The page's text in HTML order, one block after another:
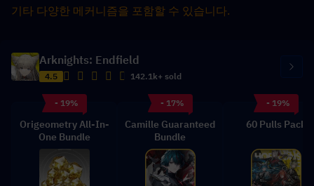
기타 다양한 메커니즘을 포함할 수 있습니다.
Arknights: Endfield
4.5 142.1k+ sold
- 19%
Origeometry All-In-
One Bundle
- 17%
Camille Guaranteed
Bundle
- 19%
60 Pulls Pack